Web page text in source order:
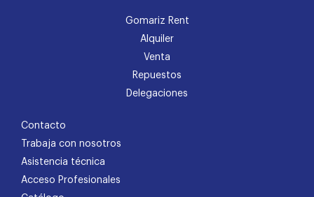
Gomariz Rent
Alquiler
Venta
Repuestos
Delegaciones
Contacto
Trabaja con nosotros
Asistencia técnica
Acceso Profesionales